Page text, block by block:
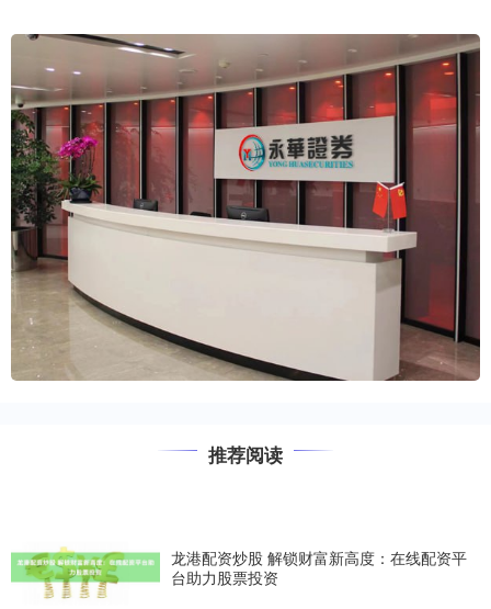
推荐阅读
龙港配资炒股 解锁财富新高度：在线配资平
台助力股票投资